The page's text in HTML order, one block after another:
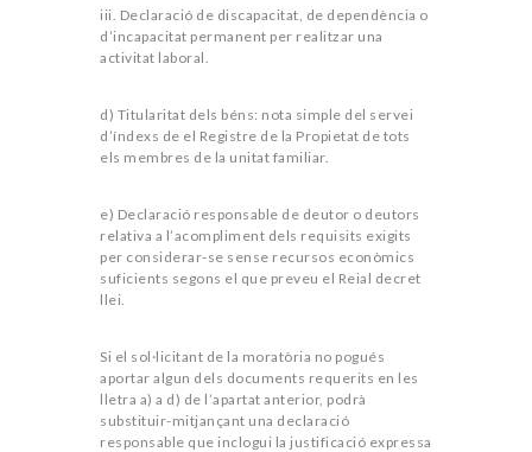
iii. Declaració de discapacitat, de dependència o
d’incapacitat permanent per realitzar una
activitat laboral.
d) Titularitat dels béns: nota simple del servei
d’índexs de el Registre de la Propietat de tots
els membres de la unitat familiar.
e) Declaració responsable de deutor o deutors
relativa a l’acompliment dels requisits exigits
per considerar-se sense recursos econòmics
suficients segons el que preveu el Reial decret
llei.
Si el sol·licitant de la moratòria no pogués
aportar algun dels documents requerits en les
lletra a) a d) de l’apartat anterior, podrà
substituir-mitjançant una declaració
responsable que inclogui la justificació expressa